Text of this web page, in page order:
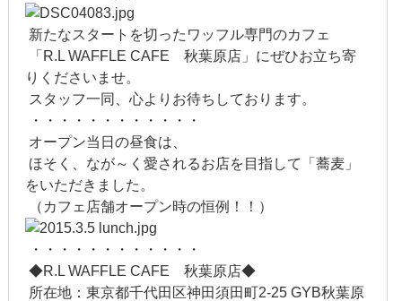
2012年7月
2012年5月
2012年4月
2012年1月
新たなスタートを切ったワッフル専門のカフェ
「R.L WAFFLE CAFE 秋葉原店」にぜひお立ち寄
りくださいませ。
スタッフ一同、心よりお待ちしております。
・・・・・・・・・・・・
オープン当日の昼食は、
ほそく、なが～く愛されるお店を目指して「蕎麦」
をいただきました。
（カフェ店舗オープン時の恒例！！）
・・・・・・・・・・・・
◆R.L WAFFLE CAFE 秋葉原店◆
所在地：東京都千代田区神田須田町2-25 GYB秋葉原